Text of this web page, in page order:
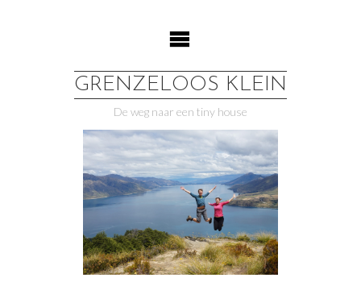
GRENZELOOS KLEIN
De weg naar een tiny house